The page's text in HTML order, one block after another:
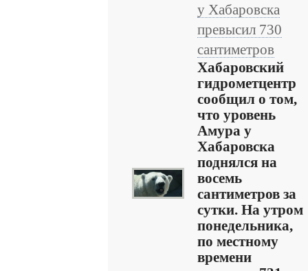
у Хабаровска
превысил 730
сантиметров
Хабаровский
гидрометцентр
сообщил о том,
что уровень
Амура у
Хабаровска
поднялся на
восемь
сантиметров за
сутки. На утром
понедельника,
по местному
времени